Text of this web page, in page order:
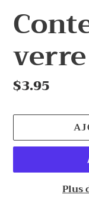
Prix
$3.95
Plus